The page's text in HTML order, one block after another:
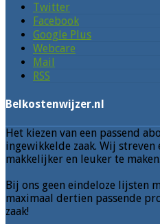
Twitter
Facebook
Google Plus
Webcare
Mail
RSS
Belkostenwijzer.nl
Het kiezen van een passend
ingewikkelde zaak. Wij streven
makkelijker en leuker te maken.
Bij ons geen eindeloze lijsten
maximaal dertien passende
zaak!